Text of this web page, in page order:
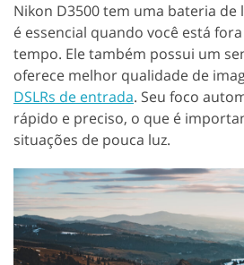
Nikon D3500 tem uma bateria de
é essencial quando você está
tempo. Ele também possui um
oferece melhor qualidade de
DSLRs de entrada. Seu foco
rápido e preciso, o que é
situações de pouca luz.